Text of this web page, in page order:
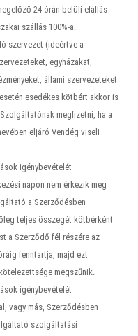
24 órán belüli elállás
szállás 100%-a.
szervezet (ideértve a
egyházakat,
állami szervezeteket
esedékes kötbért akkor is
megfizetni, ha a
eljáró Vendég viseli
igénybevételét
napon nem érkezik meg
a Szerződésben
teljes összegét kötbérként
a Szerződő fél részére az
fenntartja, majd ezt
megszűnik.
igénybevételét
vagy más, Szerződésben
szolgáltatási